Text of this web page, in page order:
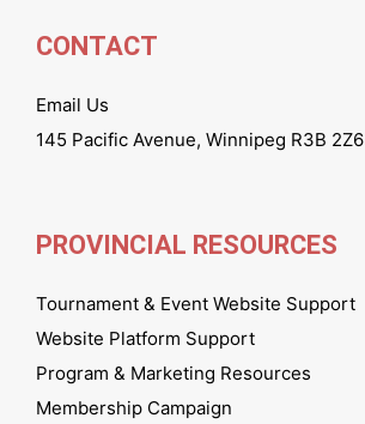
CONTACT
Email Us
145 Pacific Avenue, Winnipeg R3B 2Z6
PROVINCIAL RESOURCES
Tournament & Event Website Support
Website Platform Support
Program & Marketing Resources
Membership Campaign